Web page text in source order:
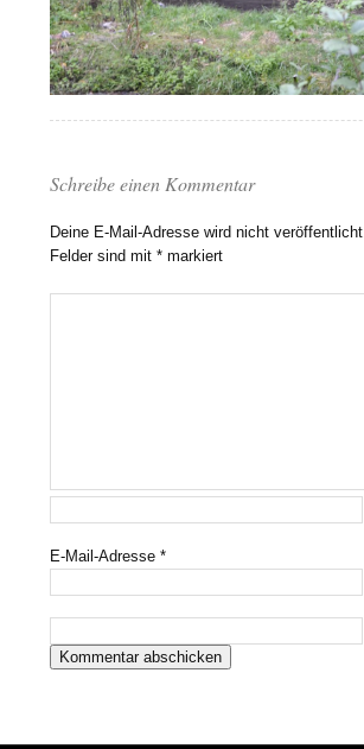
Schreibe einen Kommentar
Deine E-Mail-Adresse wird nicht veröffentlicht.
Felder sind mit* markiert
E-Mail-Adresse*